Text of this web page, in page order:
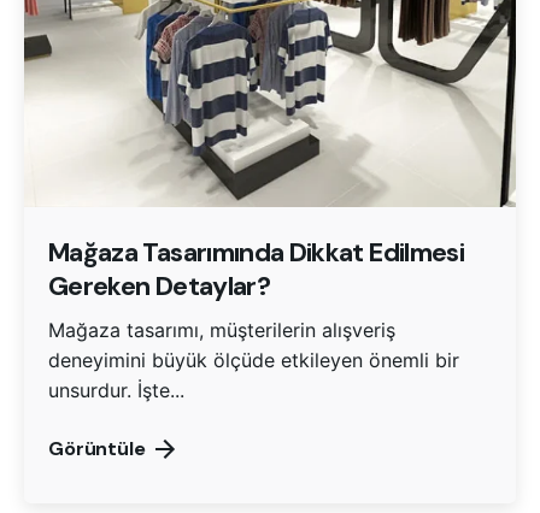
Mağaza Tasarımında Dikkat Edilmesi
Gereken Detaylar?
Mağaza tasarımı, müşterilerin alışveriş
deneyimini büyük ölçüde etkileyen önemli bir
unsurdur. İşte...
Görüntüle